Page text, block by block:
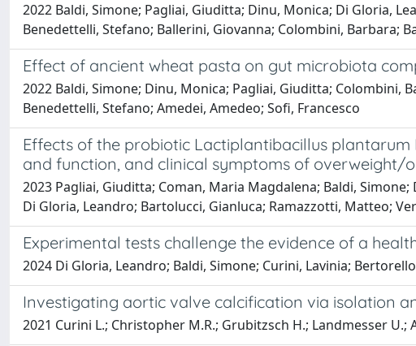
2022 Baldi, Simone; Pagliai, Giuditta; Dinu, Monica; Di Gloria,
Benedettelli, Stefano; Ballerini, Giovanna; Colombini, Barbara;
Effect of ancient wheat pasta on gut microbiota
2022 Baldi, Simone; Dinu, Monica; Pagliai, Giuditta; Colombini,
Benedettelli, Stefano; Amedei, Amedeo; Sofi, Francesco
Effects of the probiotic Lactiplantibacillus
and function, and clinical symptoms of overweight/
2023 Pagliai, Giuditta; Coman, Maria Magdalena; Baldi,
Di Gloria, Leandro; Bartolucci, Gianluca; Ramazzotti, Matteo;
Experimental tests challenge the evidence of a
2024 Di Gloria, Leandro; Baldi, Simone; Curini, Lavinia;
Investigating aortic valve calcification via isolation
2021 Curini L.; Christopher M.R.; Grubitzsch H.; Landmesser U.;